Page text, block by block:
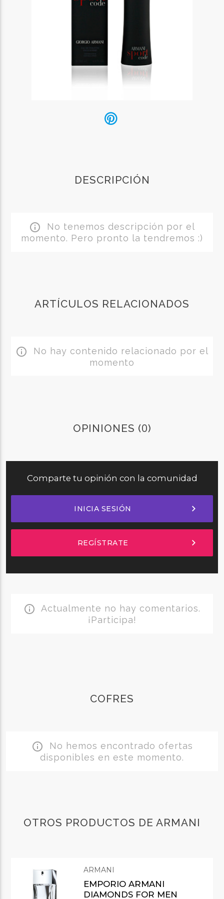
DESCRIPCIÓN
info_outline No tenemos descripción por el
momento. Pero pronto la tendremos :)
ARTÍCULOS RELACIONADOS
info_outline No hay contenido relacionado por el
momento
OPINIONES (0)
Comparte tu opinión con la comunidad
INICIA SESIÓN chevron_right
REGÍSTRATE chevron_right
info_outline Actualmente no hay comentarios.
¡Participa!
COFRES
info_outline No hemos encontrado ofertas
disponibles en este momento.
OTROS PRODUCTOS DE ARMANI
ARMANI
EMPORIO ARMANI
DIAMONDS FOR MEN